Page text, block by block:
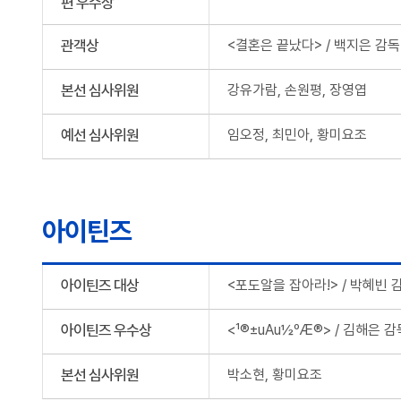
관객상 <결혼은 끝났다> / 백지은 감독
본선 심사위원 강유가람, 손원평, 장영엽
예선 심사위원 임오정, 최민아, 황미요조
아이틴즈
아이틴즈 대상 <포도알을 잡아라!> / 박혜빈
아이틴즈 우수상 <¹®±uAu½ºÆ®> / 김해은 감
본선 심사위원 박소현, 황미요조